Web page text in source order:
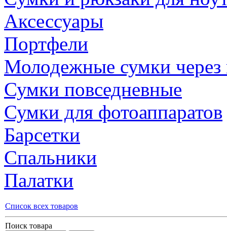
Аксессуары
Портфели
Молодежные сумки через
Сумки повседневные
Сумки для фотоаппаратов
Барсетки
Спальники
Палатки
Список всех товаров
Поиск товара